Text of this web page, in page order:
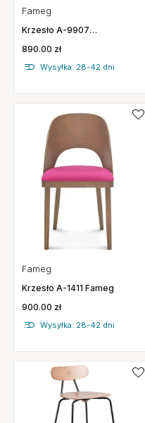
Fameg
Krzesło A-9907
890.00 zł
Wysyłka: 28-42 dni
Fameg
Krzesło A-1411 Fameg
900.00 zł
Wysyłka: 28-42 dni